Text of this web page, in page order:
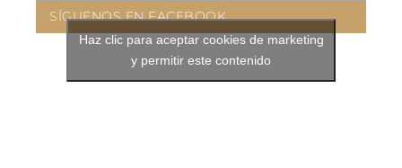
SÍGUENOS EN FACEBOOK
Haz clic para aceptar cookies de marketing
y permitir este contenido